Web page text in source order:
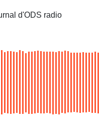
d'ODS radio